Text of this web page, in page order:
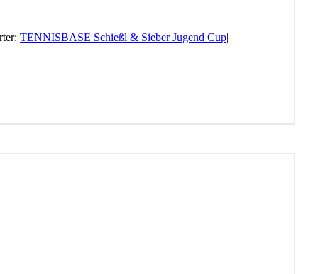
TENNISBASE Schießl & Sieber Jugend Cup|